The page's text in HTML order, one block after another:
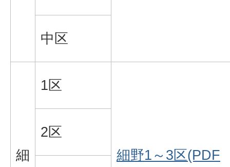
中区
細
1区
細野1～3区(PDF
2区